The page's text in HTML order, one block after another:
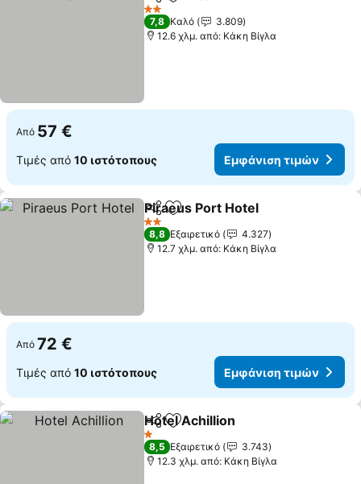
Προσθήκη στα αγαπημένα
2 Αστέρια
7,8 Καλό
3.809
12.6 χλμ. από: Κάκη Βίγλα
Από 57 €
Τιμές από 10 ιστότοπους Εμφάνιση τιμών
Κοινοποίηση
Προσθήκη στα αγαπημένα
Piraeus Port Hotel
2 Αστέρια
8,8 Εξαιρετικό
4.327
12.7 χλμ. από: Κάκη Βίγλα
Από 72 €
Τιμές από 10 ιστότοπους Εμφάνιση τιμών
Κοινοποίηση
Προσθήκη στα αγαπημένα
Hotel Achillion
1 Αστέρια
8,5 Εξαιρετικό
3.743
12.3 χλμ. από: Κάκη Βίγλα